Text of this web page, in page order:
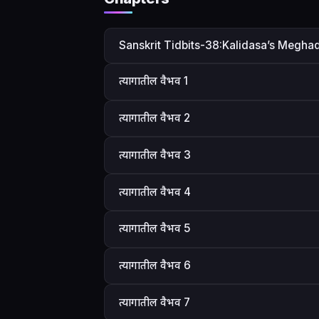
Sanskrit Tidbits-38:Kalidasa’s
त्यागातील वैभव 1
त्यागातील वैभव 2
त्यागातील वैभव 3
त्यागातील वैभव 4
त्यागातील वैभव 5
त्यागातील वैभव 6
त्यागातील वैभव 7